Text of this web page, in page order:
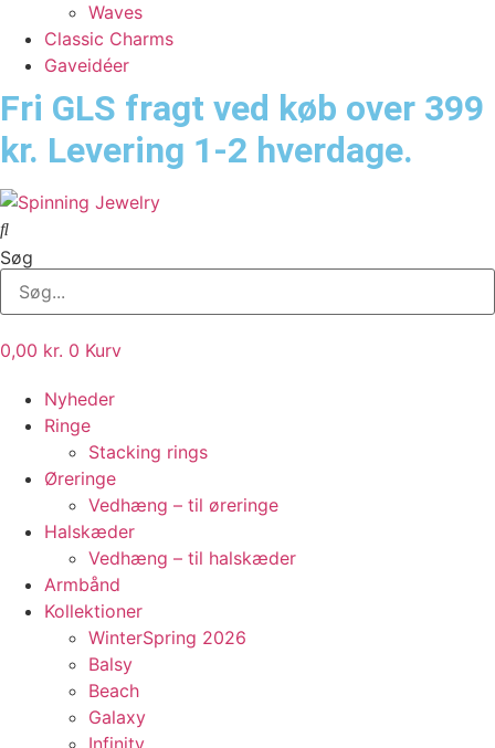
Waves
Classic Charms
Gaveidéer
Fri GLS fragt ved køb over 399
kr. Levering 1-2 hverdage.
Søg
0,00 kr. 0 Kurv
Nyheder
Ringe
Stacking rings
Øreringe
Vedhæng – til øreringe
Halskæder
Vedhæng – til halskæder
Armbånd
Kollektioner
WinterSpring 2026
Balsy
Beach
Galaxy
Infinity